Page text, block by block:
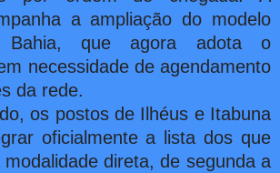
a ampliação do modelo
que agora adota o
necessidade de agendamento
da rede.
os postos de Ilhéus e Itabuna
oficialmente a lista dos que
direta, de segunda a